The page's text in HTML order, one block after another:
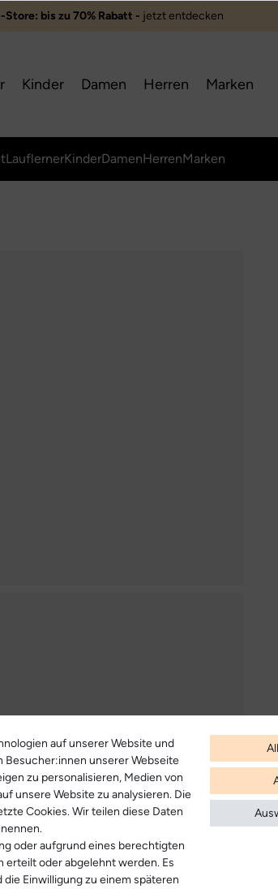
bis zu 70% Rabatt - jetzt entdecken ️
Kinder Damen Herren Marken
LauflernerKinderDamenHerrenMarken
auf unserer Website und
unserer Webseite
zu personalisieren, Medien von
unsere Website zu analysieren. Die
Cookies. Wir teilen diese Daten
oder aufgrund eines berechtigten
erteilt oder abgelehnt werden. Es
Einwilligung zu einem späteren